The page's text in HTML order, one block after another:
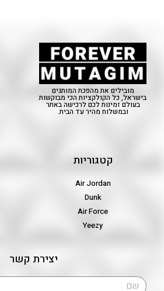
מובילים את מהפכת המותגים
בישראל, כל הקולקציות הכי מבוקשות
בעולם זמינות לכם לרכישה באתר
ובמשלוח מהיר עד הבית.
קטגוריות
Air Jordan
Dunk
Air Force
Yeezy
יצירת קשר